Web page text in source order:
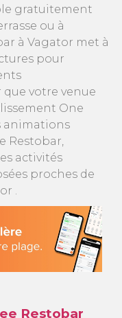
gratuitement
ou à
à Vagator met à
pour
votre venue
One
animations
Restobar,
activités
proches de
.
Restobar